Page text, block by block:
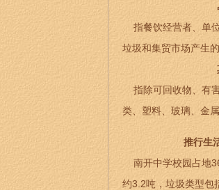
指餐饮经营者、单
垃圾和集贸市场产生
指除可回收物、有
类、塑料、玻璃、金
推行生
南开中学校园占地
约3.2吨，垃圾类型包